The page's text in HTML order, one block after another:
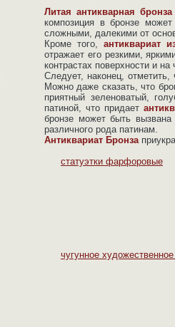
Литая антикварная бронза
композиция в бронзе
сложными, далекими от
Кроме того, антиквариат
отражает его резкими,
контрастах поверхности и
Следует, наконец, отметить,
Можно даже сказать, что
приятный зеленоватый,
патиной, что придает
бронзе может быть вызвана
различного рода патинам.
Антиквариат Бронза
статуэтки фарфоровые
чугунное